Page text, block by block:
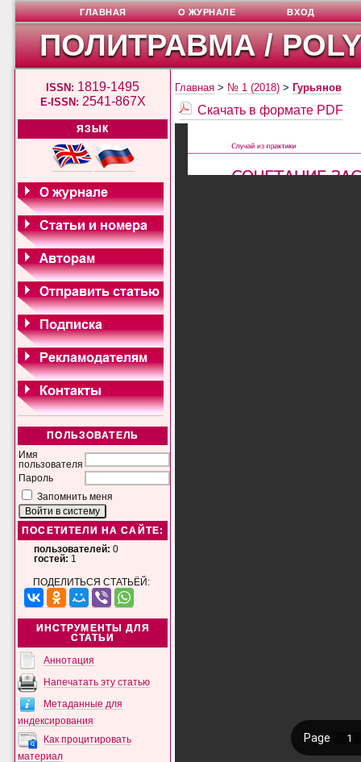
ПОЛИТРАВМА /
ISSN: 1819-1495
E-ISSN: 2541-867X
ЯЗЫК
ПОЛЬЗОВАТЕЛЬ
Имя
пользователя
Пароль
Запомнить меня
ПОСЕТИТЕЛИ НА САЙТЕ:
пользователей: 0
гостей: 1
ПОДЕЛИТЬСЯ СТАТЬЁЙ:
ИНСТРУМЕНТЫ ДЛЯ
СТАТЬИ
Аннотация
Напечатать эту статью
Метаданные для
индексирования
Как процитировать
материал
ГЛАВНАЯ О ЖУРНАЛЕ ВХОД
Главная > № 1 (2018) > Гурьянов
Скачать в формате PDF